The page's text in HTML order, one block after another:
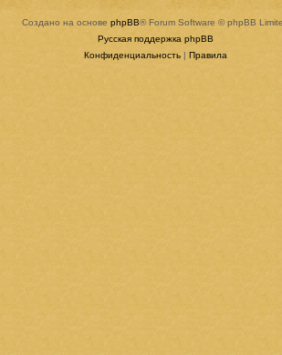
Создано на основе phpBB® Forum Software © phpBB
Русская поддержка phpBB
Конфиденциальность| Правила